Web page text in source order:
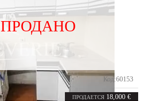
ПРОДАНО
ПРОДАЕТСЯ 18,000 €
Код:60153
комната m²